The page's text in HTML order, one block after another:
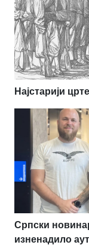
Најстарији
Српски
изненадило